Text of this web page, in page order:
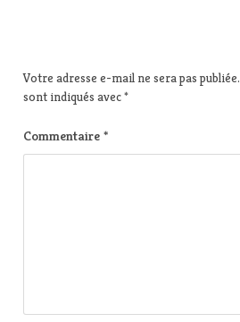
Votre adresse e-mail ne sera pas publiée.
sont indiqués avec*
Commentaire *